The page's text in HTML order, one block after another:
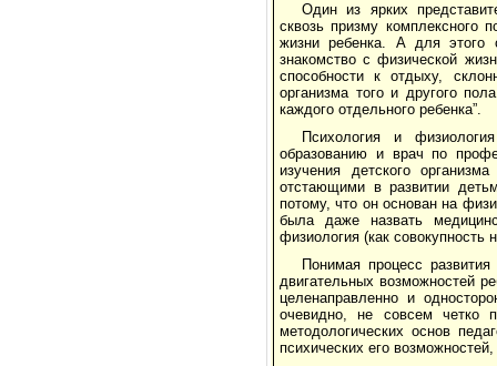
Один из ярких
сквозь призму комплексного
жизни ребенка. А для этого
знакомство с физической
способности к отдыху,
организма того и другого
каждого отдельного ребенка”.
Психология и
образованию и врач по
изучения детского
отстающими в развитии
потому, что он основан на
была даже назвать
физиология (как совокупность
Понимая процесс
двигательных возможностей
целенаправленно и
очевидно, не совсем четко
методологических основ
психических его